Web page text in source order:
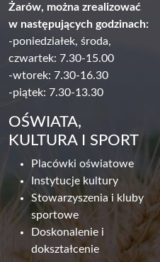
Żarów, można zrealizować
w następujących godzinach:
-poniedziałek, środa,
czwartek: 7.30-15.00
-wtorek: 7.30-16.30
-piątek: 7.30-13.30
OŚWIATA,
KULTURA I SPORT
Placówki oświatowe
Instytucje kultury
Stowarzyszenia i kluby
sportowe
Doskonalenie i
dokształcenie